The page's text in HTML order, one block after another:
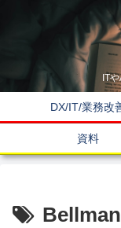
IT
DX/IT/業務改
資料
Bellman